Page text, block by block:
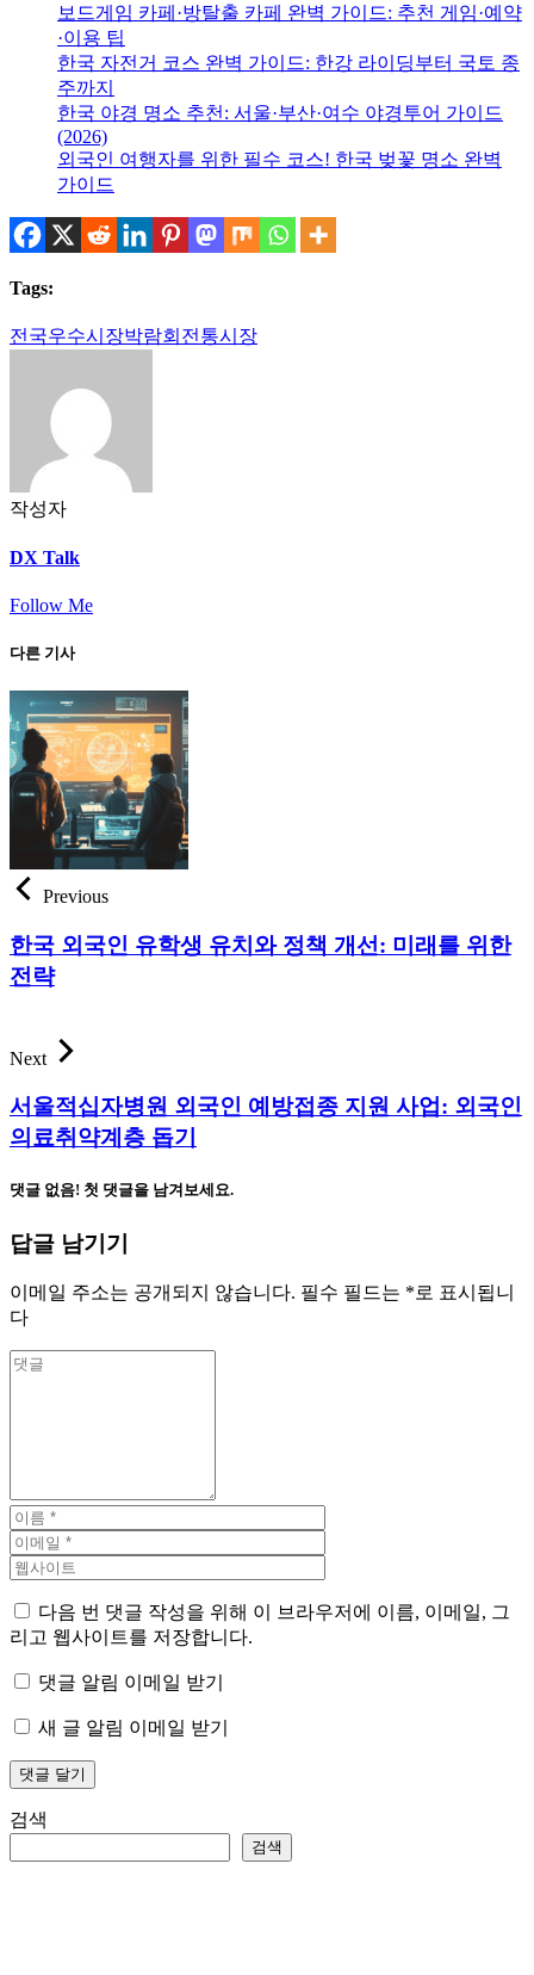
보드게임 카페·방탈출 카페 완벽 가이드: 추천 게임·예약
·이용 팁
한국 자전거 코스 완벽 가이드: 한강 라이딩부터 국토 종
주까지
한국 야경 명소 추천: 서울·부산·여수 야경투어 가이드
(2026)
외국인 여행자를 위한 필수 코스! 한국 벚꽃 명소 완벽
가이드
Tags:
전국우수시장박람회 전통시장
작성자
DX Talk
Follow Me
다른 기사
Previous
한국 외국인 유학생 유치와 정책 개선: 미래를 위한
전략
Next
서울적십자병원 외국인 예방접종 지원 사업: 외국인
의료취약계층 돕기
댓글 없음! 첫 댓글을 남겨보세요.
답글 남기기
이메일 주소는 공개되지 않습니다. 필수 필드는 *로 표시됩니
다
다음 번 댓글 작성을 위해 이 브라우저에 이름, 이메일, 그
리고 웹사이트를 저장합니다.
댓글 알림 이메일 받기
새 글 알림 이메일 받기
검색
검색